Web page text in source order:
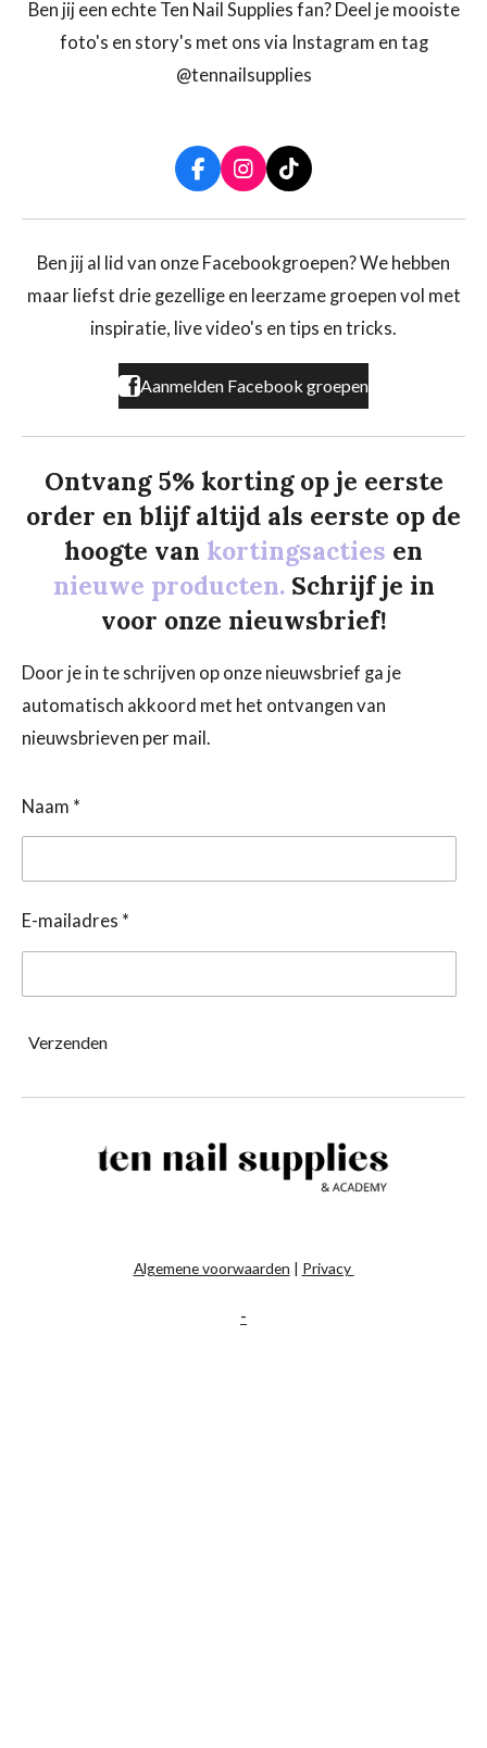
Ben jij een echte Ten Nail Supplies fan? Deel je mooiste
foto's en story's met ons via Instagram en tag
@tennailsupplies
F
a
c
b
o
k
I
n
s
a
r
a
T
i
k
o
Ben jij al lid van onze Facebookgroepen? We hebben
maar liefst drie gezellige en leerzame groepen vol met
inspiratie, live video's en tips en tricks.
Aanmelden Facebook groepen
Ontvang 5% korting op je eerste
order en blijf altijd als eerste op de
hoogte van kortingsacties en
nieuwe producten. Schrijf je in
voor onze nieuwsbrief!
Door je in te schrijven op onze nieuwsbrief ga je
automatisch akkoord met het ontvangen van
nieuwsbrieven per mail.
Naam *
E-mailadres *
Verzenden
Algemene voorwaarden | Privacy
-